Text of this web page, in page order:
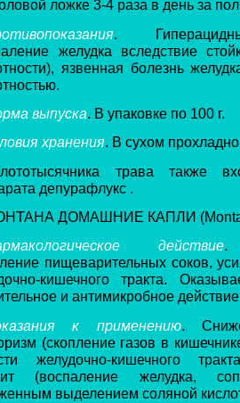
ложке 3-4 раза в день за
.
желудка вследствие
язвенная болезнь
выпуска. В упаковке по 100 г.
хранения. В сухом
трава также
депурафлукс .
ДОМАШНИЕ КАПЛИ
действие.
пищеварительных соков,
кишечного тракта.
и антимикробное
к применению.
(скопление газов в
желудочно-кишечного
(воспаление желудка,
выделением соляной